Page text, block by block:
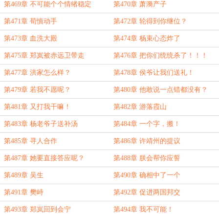
第469章 不可能个个情绪稳定 第470章 萧漪产子
第471章 荀慎动手 第472章 轮得到你继位？
第473章 血洗大殿 第474章 杨束心态炸了
第475章 郑岚被赤远卫带走 第476章 把你们统统杀了！！！
第477章 洪家怎么样？ 第478章 侯爷让我们送礼！
第479章 若我不愿呢？ 第480章 他敢说一点错都没有？
第481章 又打我干嘛！ 第482章 游落霞山
第483章 杨老爷子送补汤 第484章 一个字，搬！
第485章 寻人合作 第486章 许靖州的提议
第487章 她要直接答应呢？ 第488章 朕会帮你应誓
第489章 吴生 第490章 确相中了一个
第491章 樊峙 第492章 促进两国邦交
第493章 郑岚回到会宁 第494章 我不可能！